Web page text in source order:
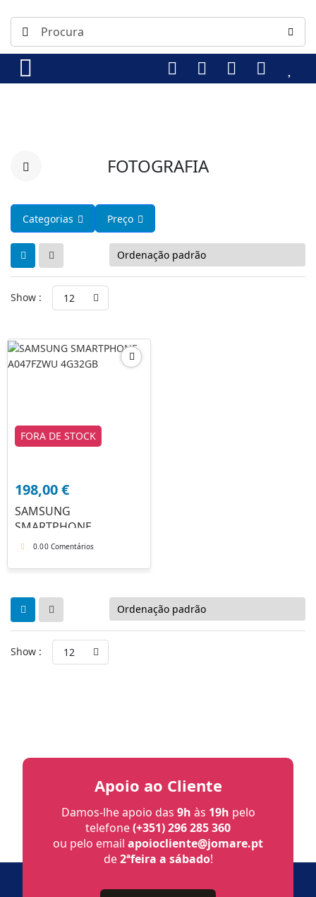
FOTOGRAFIA
Categorias Preço
Show : 12
FORA DE STOCK
198,00€
SAMSUNG
SMARTPHONE
A047FZWU 4G32GB
0.00 Comentários
Show : 12
Apoio ao Cliente
Damos-lhe apoio das 9h às 19h pelo
telefone(+351) 296 285 360
ou pelo email apoiocliente@jomare.pt
de2ªfeira a sábado!